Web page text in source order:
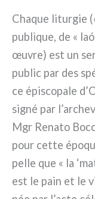
Chaque litur­gie
publi­que, de «
œuvre) est un
public par des
ce épi­sco­pa­le
signé par
Mgr Renato
pour cet­te
pel­le que « la
est le pain et le